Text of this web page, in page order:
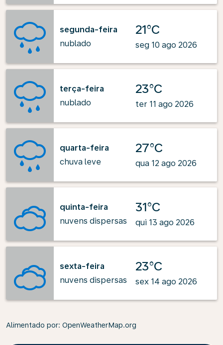
segunda-feira
nublado
21°C
seg 10 ago 2026
terça-feira
nublado
23°C
ter 11 ago 2026
quarta-feira
chuva leve
27°C
qua 12 ago 2026
quinta-feira
nuvens dispersas
31°C
qui 13 ago 2026
sexta-feira
nuvens dispersas
23°C
sex 14 ago 2026
Alimentado por: OpenWeatherMap.org